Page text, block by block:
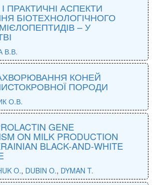
ПРАКТИЧНІ АСПЕКТИ
БІОТЕХНОЛОГІЧНОГО
– У
В.В.
КОНЕЙ
ПОРОДИ
О.В.
GENE
ON MILK PRODUCTION
BLACK-AND-WHITE
O., DUBIN O., DYMAN T.